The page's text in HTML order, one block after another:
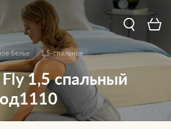
белье 1,5-спальное
1,5 спальный